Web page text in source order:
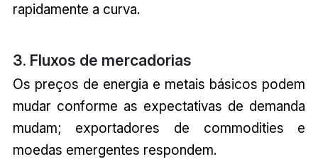
rapidamente a curva.
3. Fluxos de mercadorias
Os preços de energia e metais básicos podem
mudar conforme as expectativas de demanda
mudam; exportadores de commodities e
moedas emergentes respondem.